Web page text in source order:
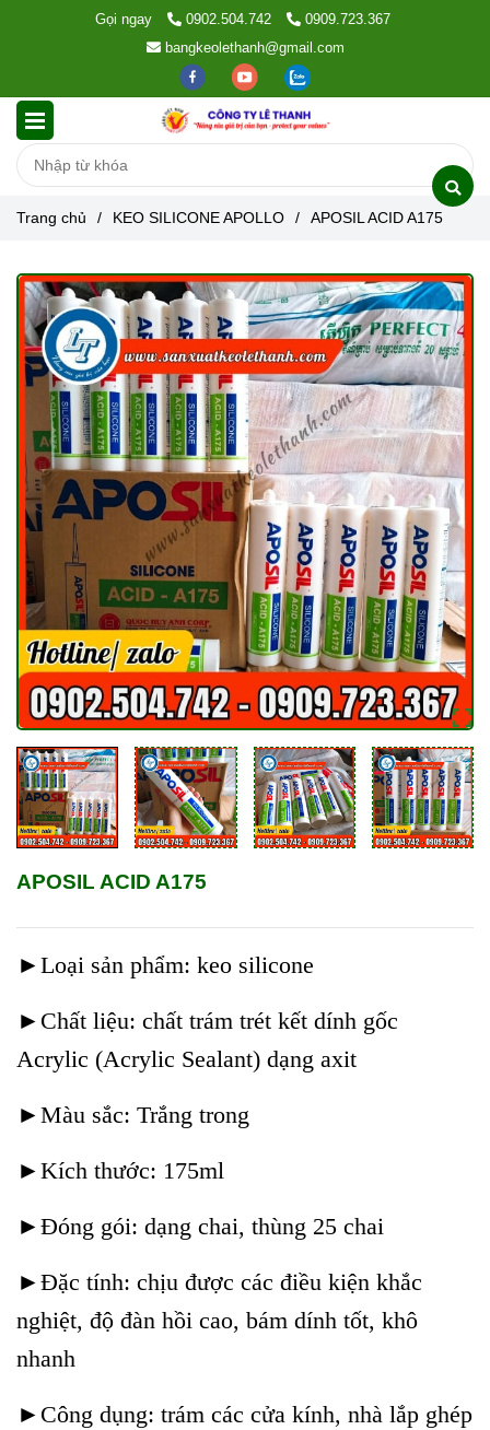
Gọi ngay 0902.504.742
0909.723.367
bangkeolethanh@gmail.com
Trang chủ / KEO SILICONE APOLLO / APOSIL ACID A175
APOSIL ACID A175
►Loại sản phẩm: keo silicone
►Chất liệu: chất trám trét kết dính gốc
Acrylic (Acrylic Sealant) dạng axit
►Màu sắc: Trắng trong
►Kích thước: 175ml
►Đóng gói: dạng chai, thùng 25 chai
►Đặc tính: chịu được các điều kiện khắc
nghiệt, độ đàn hồi cao, bám dính tốt, khô
nhanh
►Công dụng: trám các cửa kính, nhà lắp ghép